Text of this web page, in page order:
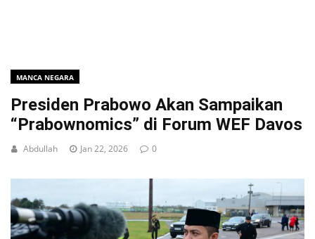
MANCA NEGARA
Presiden Prabowo Akan Sampaikan
“Prabownomics” di Forum WEF Davos
Abdullah Jan 22, 2026 0